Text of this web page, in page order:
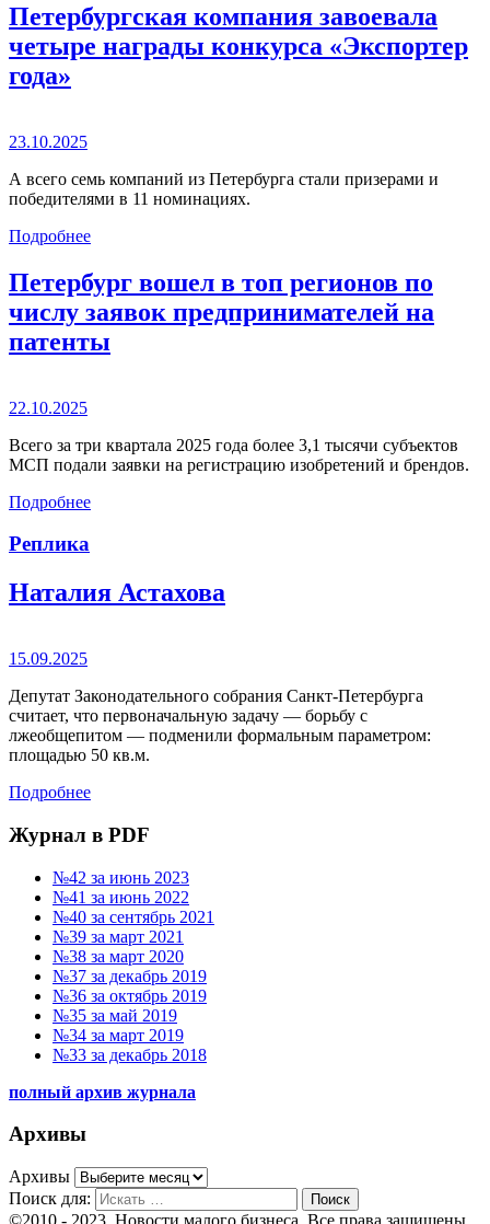
Петербургская компания завоевала
четыре награды конкурса «Экспортер
года»
23.10.2025
А всего семь компаний из Петербурга стали призерами и
победителями в 11 номинациях.
Подробнее
Петербург вошел в топ регионов по
числу заявок предпринимателей на
патенты
22.10.2025
Всего за три квартала 2025 года более 3,1 тысячи субъектов
МСП подали заявки на регистрацию изобретений и брендов.
Подробнее
Реплика
Наталия Астахова
15.09.2025
Депутат Законодательного собрания Санкт-Петербурга
считает, что первоначальную задачу — борьбу с
лжеобщепитом — подменили формальным параметром:
площадью 50 кв.м.
Подробнее
Журнал в PDF
№42 за июнь 2023
№41 за июнь 2022
№40 за сентябрь 2021
№39 за март 2021
№38 за март 2020
№37 за декабрь 2019
№36 за октябрь 2019
№35 за май 2019
№34 за март 2019
№33 за декабрь 2018
полный архив журнала
Архивы
Архивы
Поиск для:
Поиск
©2010 - 2023. Новости малого бизнеса. Все права защищены.